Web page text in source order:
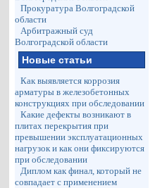
Прокуратура Волгоградской
области
Арбитражный суд
Волгоградской области
Новые статьи
Как выявляется коррозия
арматуры в железобетонных
конструкциях при обследовании
Какие дефекты возникают в
плитах перекрытия при
превышении эксплуатационных
нагрузок и как они фиксируются
при обследовании
Диплом как финал, который не
совпадает с применением